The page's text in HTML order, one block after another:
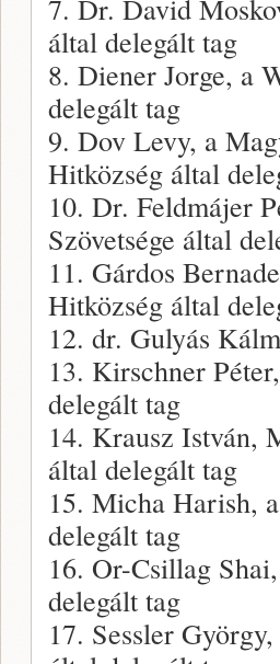
7. Dr. David
által delegált tag
8. Diener Jorge, a
delegált tag
9. Dov Levy, a
Hitközség által
10. Dr. Feldmájer
Szövetsége által
11. Gárdos
Hitközség által
12. dr. Gulyás
13. Kirschner
delegált tag
14. Krausz István,
által delegált tag
15. Micha Harish,
delegált tag
16. Or-Csillag
delegált tag
17. Sessler